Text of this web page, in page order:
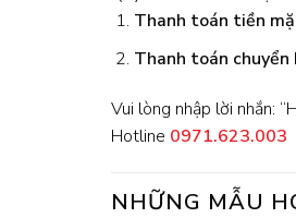
Thanh toán tiền
Thanh toán chuyển
Vui lòng nhập lời nhắn:
Hotline 0971.623.003
NHỮNG MẪU